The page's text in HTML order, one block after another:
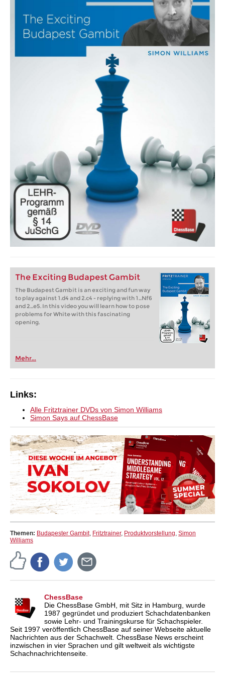
The Exciting Budapest Gambit
The Budapest Gambit is an exciting and fun way
to play against 1.d4 and 2.c4 - replying with 1...Nf6
and 2...e5. In this video you will learn how to pose
problems for White with this fascinating
opening.
Mehr...
Links:
Alle Fritztrainer DVDs von Simon Williams
Simon Says auf ChessBase
Themen: Budapester Gambit, Fritztrainer, Produktvorstellung Simon
Williams
ChessBase
Die ChessBase GmbH, mit Sitz in Hamburg, wurde
1987 gegründet und produziert Schachdatenbanken
sowie Lehr- und Trainingskurse für Schachspieler.
Seit 1997 veröffentlich ChessBase auf seiner Webseite aktuelle
Nachrichten aus der Schachwelt. ChessBase News erscheint
inzwischen in vier Sprachen und gilt weltweit als wichtigste
Schachnachrichtenseite.